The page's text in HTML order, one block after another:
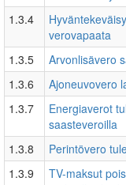
1.3.4
verovapaata
1.3.5 Arvonlisävero
1.3.6
Ajoneuvovero
1.3.7
Energiaverot
saasteveroilla
1.3.8 Perintövero
1.3.9
TV-maksut